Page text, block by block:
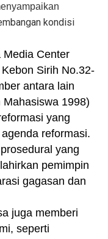
kondisi
Media Center
Sirih No.32-
antara lain
1998)
yang
reformasi.
yang
pemimpin
gagasan dan
juga memberi
seperti